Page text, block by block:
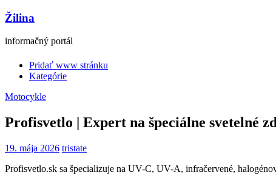
Žilina
informačný portál
Pridať www stránku
Kategórie
Motocykle
Profisvetlo | Expert na špeciálne svetelné
19. mája 2026 tristate
Profisvetlo.sk sa špecializuje na UV-C, UV-A, infračervené,